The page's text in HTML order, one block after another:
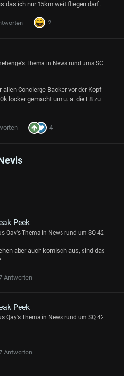
das ich nur 15km weit fliegen darf.
2
's Thema in News rund ums SC
allen Concierge Backer vor der Kopf
locker gemacht um u. a. die F8 zu
4
Peek
Qay's Thema in News rund um SQ 42
aber auch komisch aus, sind das
Antworten
Peek
Qay's Thema in News rund um SQ 42
Antworten